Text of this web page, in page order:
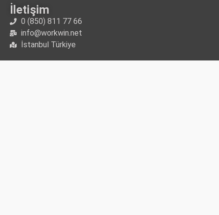
İletişim
0 (850) 811 77 66
info@workwin.net
İstanbul Türkiye